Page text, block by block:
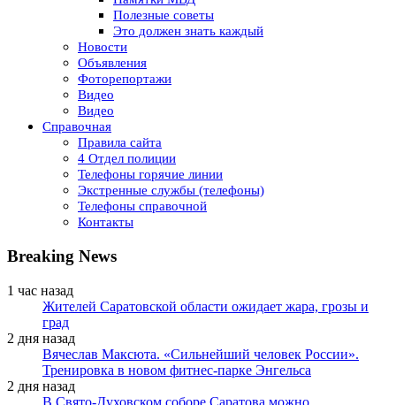
Полезные советы
Это должен знать каждый
Новости
Объявления
Фоторепортажи
Видео
Видео
Справочная
Правила сайта
4 Отдел полиции
Телефоны горячие линии
Экстренные службы (телефоны)
Телефоны справочной
Контакты
Breaking News
1 час назад
Жителей Саратовской области ожидает жара, грозы и
град
2 дня назад
Вячеслав Максюта. «Сильнейший человек России».
Тренировка в новом фитнес-парке Энгельса
2 дня назад
В Свято-Духовском соборе Саратова можно